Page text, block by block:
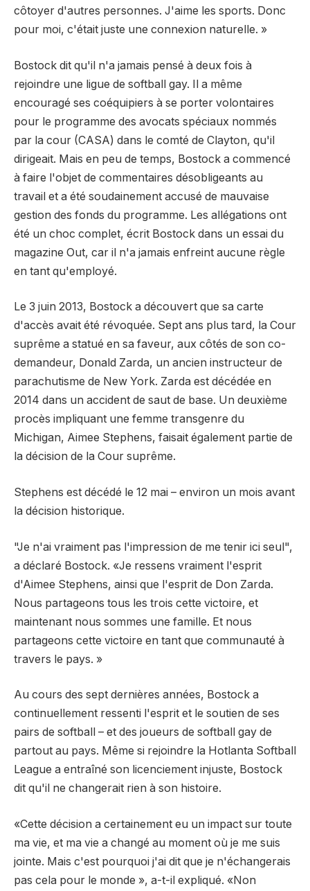
côtoyer d'autres personnes. J'aime les sports. Donc
pour moi, c'était juste une connexion naturelle. »
Bostock dit qu'il n'a jamais pensé à deux fois à
rejoindre une ligue de softball gay. Il a même
encouragé ses coéquipiers à se porter volontaires
pour le programme des avocats spéciaux nommés
par la cour (CASA) dans le comté de Clayton, qu'il
dirigeait. Mais en peu de temps, Bostock a commencé
à faire l'objet de commentaires désobligeants au
travail et a été soudainement accusé de mauvaise
gestion des fonds du programme. Les allégations ont
été un choc complet, écrit Bostock dans un essai du
magazine Out, car il n'a jamais enfreint aucune règle
en tant qu'employé.
Le 3 juin 2013, Bostock a découvert que sa carte
d'accès avait été révoquée. Sept ans plus tard, la Cour
suprême a statué en sa faveur, aux côtés de son co-
demandeur, Donald Zarda, un ancien instructeur de
parachutisme de New York. Zarda est décédée en
2014 dans un accident de saut de base. Un deuxième
procès impliquant une femme transgenre du
Michigan, Aimee Stephens, faisait également partie de
la décision de la Cour suprême.
Stephens est décédé le 12 mai – environ un mois avant
la décision historique.
"Je n'ai vraiment pas l'impression de me tenir ici seul",
a déclaré Bostock. «Je ressens vraiment l'esprit
d'Aimee Stephens, ainsi que l'esprit de Don Zarda.
Nous partageons tous les trois cette victoire, et
maintenant nous sommes une famille. Et nous
partageons cette victoire en tant que communauté à
travers le pays. »
Au cours des sept dernières années, Bostock a
continuellement ressenti l'esprit et le soutien de ses
pairs de softball – et des joueurs de softball gay de
partout au pays. Même si rejoindre la Hotlanta Softball
League a entraîné son licenciement injuste, Bostock
dit qu'il ne changerait rien à son histoire.
«Cette décision a certainement eu un impact sur toute
ma vie, et ma vie a changé au moment où je me suis
jointe. Mais c'est pourquoi j'ai dit que je n'échangerais
pas cela pour le monde », a-t-il expliqué. «Non